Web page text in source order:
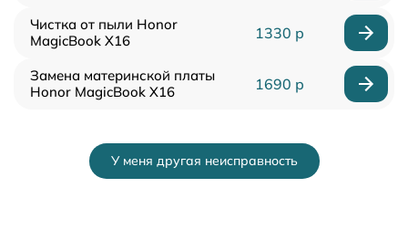
Чистка от пыли Honor
MagicBook X16
1330 р
Замена материнской платы
Honor MagicBook X16
1690 р
У меня другая неисправность